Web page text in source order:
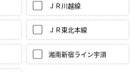
ＪＲ川越線
ＪＲ東北本線
湘南新宿ライン宇須